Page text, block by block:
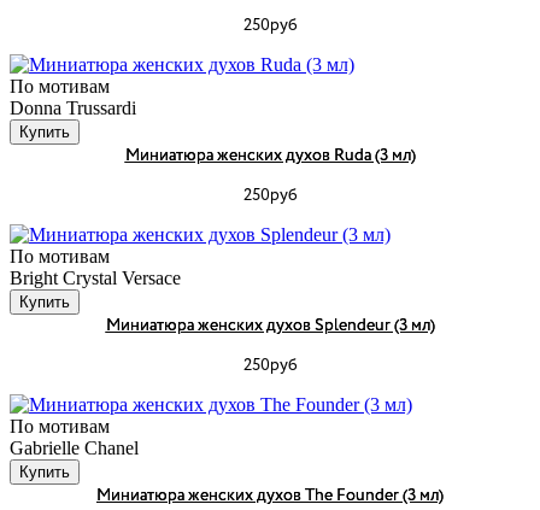
250руб
По мотивам
Donna Trussardi
Купить
Миниатюра женских духов Ruda (3 мл)
250руб
По мотивам
Bright Crystal Versace
Купить
Миниатюра женских духов Splendeur (3 мл)
250руб
По мотивам
Gabrielle Chanel
Купить
Миниатюра женских духов The Founder (3 мл)